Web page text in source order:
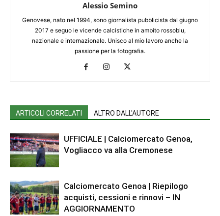
Alessio Semino
Genovese, nato nel 1994, sono giornalista pubblicista dal giugno
2017 e seguo le vicende calcistiche in ambito rossoblu,
nazionale e internazionale. Unisco al mio lavoro anche la
passione per la fotografia.
ARTICOLI CORRELATI ALTRO DALL'AUTORE
UFFICIALE | Calciomercato Genoa,
Vogliacco va alla Cremonese
Calciomercato Genoa | Riepilogo
acquisti, cessioni e rinnovi – IN
AGGIORNAMENTO